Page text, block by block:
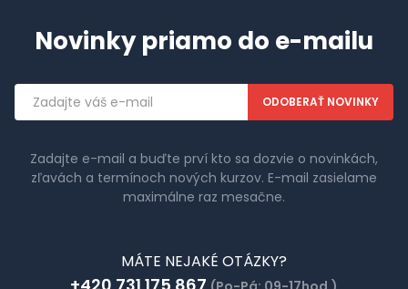
Novinky priamo do e-mailu
Emailová
adresa
Zadajte e-mail a buďte prví kto sa dozvie o novinkách,
zľavách a termínoch nových kurzov. E-mail zasielame
maximálne raz mesačne.
MÁTE NEJAKÉ OTÁZKY?